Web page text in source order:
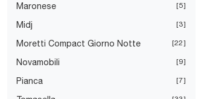
Maronese 5
Midj 3
Moretti Compact Giorno Notte 22
Novamobili 9
Pianca 7